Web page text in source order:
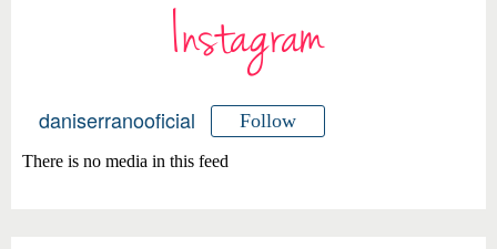
Instagram
daniserranooficial Follow
There is no media in this feed